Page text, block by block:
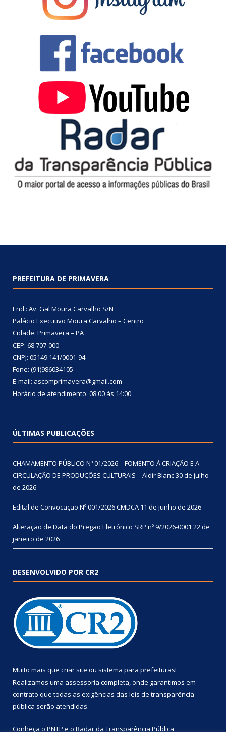
PREFEITURA DE PRIMAVERA
End.: Av. Gal Moura Carvalho S/N
Palácio Executivo Moura Carvalho – Centro
Cidade: Primavera – PA
CEP: 68.707-000
CNPJ: 05149.141/0001-94
Fone: (91)986034105
E-mail: ascomprimavera@gmail.com
Horário de atendimento: 08:00 às 14:00
ÚLTIMAS PUBLICAÇÕES
CHAMAMENTO PÚBLICO Nº 01/2026 – FOMENTO À CRIAÇÃO E A
CIRCULAÇÃO DE PRODUÇÕES CULTURAIS – Aldir Blanc30 de julho
de 2026
Edital de Convocação Nº 001/2026 CMDCA 11 de junho de 2026
Alteração de Data do Pregão Eletrônico SRP nº 9/2026-0001 22 de
janeiro de 2026
DESENVOLVIDO POR CR2
Muito mais que criar site ou sistema para prefeituras!
Realizamos uma assessoria completa, onde garantimos em
contrato que todas as exigências das leis de transparência
pública serão atendidas.
Conheça o PNTP e o Radar da Transparência Pública